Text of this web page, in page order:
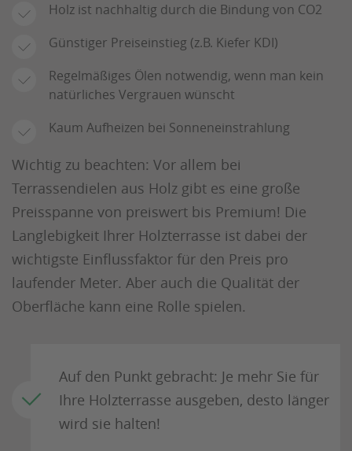
Holz ist nachhaltig durch die Bindung von CO2
Günstiger Preiseinstieg (z.B. Kiefer KDI)
Regelmäßiges Ölen notwendig, wenn man kein
natürliches Vergrauen wünscht
Kaum Aufheizen bei Sonneneinstrahlung
Wichtig zu beachten: Vor allem bei
Terrassendielen aus Holz gibt es eine große
Preisspanne von preiswert bis Premium! Die
Langlebigkeit Ihrer Holzterrasse ist dabei der
wichtigste Einflussfaktor für den Preis pro
laufender Meter. Aber auch die Qualität der
Oberfläche kann eine Rolle spielen.
Auf den Punkt gebracht: Je mehr Sie für
Ihre Holzterrasse ausgeben, desto länger
wird sie halten!